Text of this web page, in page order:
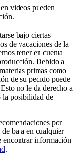
videos pueden
bajo ciertas
de vacaciones de la
tener en cuenta
Debido a
primas como
de su pedido puede
no le da derecho a
la posibilidad de
por
de baja en cualquier
encontrar información
.